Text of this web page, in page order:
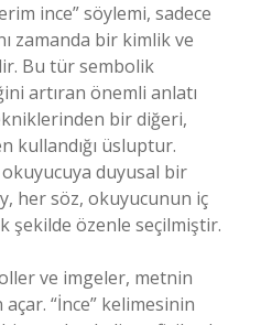
ince” söylemi, sadece
zamanda bir kimlik ve
Bu tür sembolik
artıran önemli anlatı
bir diğeri,
kullandığı üsluptur.
okuyucuya duyusal bir
her söz, okuyucunun iç
şekilde özenle seçilmiştir.
ve imgeler, metnin
“İnce” kelimesinin